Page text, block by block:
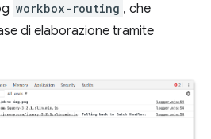
workbox-routing , che
di elaborazione tramite